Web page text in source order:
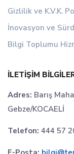
Gizlilik ve K.V.K.
İnovasyon ve
Bilgi Toplumu
İLETIŞIM
Adres: Barış
Gebze/KOCAELİ
Telefon: 444 57